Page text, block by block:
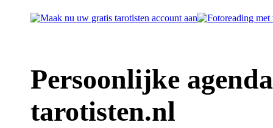
Persoonlijke
tarotisten.nl